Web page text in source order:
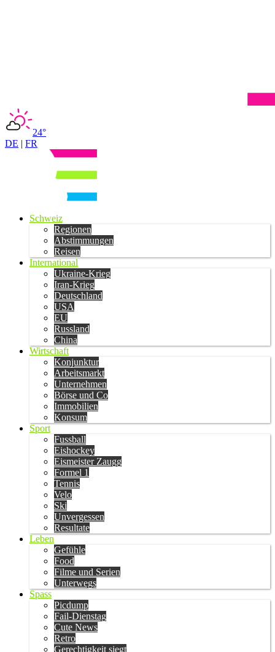
24°
DE | FR
Schweiz
Regionen
Abstimmungen
Reisen
International
Ukraine-Krieg
Iran-Krieg
Deutschland
USA
EU
Russland
China
Wirtschaft
Konjunktur
Arbeitsmarkt
Unternehmen
Börse und Co
Immobilien
Konsum
Sport
Fussball
Eishockey
Eismeister Zaugg
Formel 1
Tennis
Velo
Ski
Unvergessen
Resultate
Leben
Gefühle
Food
Filme und Serien
Unterwegs
Spass
Picdump
Fail-Dienstag
Cute News
Retro
Gerechtigkeit siegt